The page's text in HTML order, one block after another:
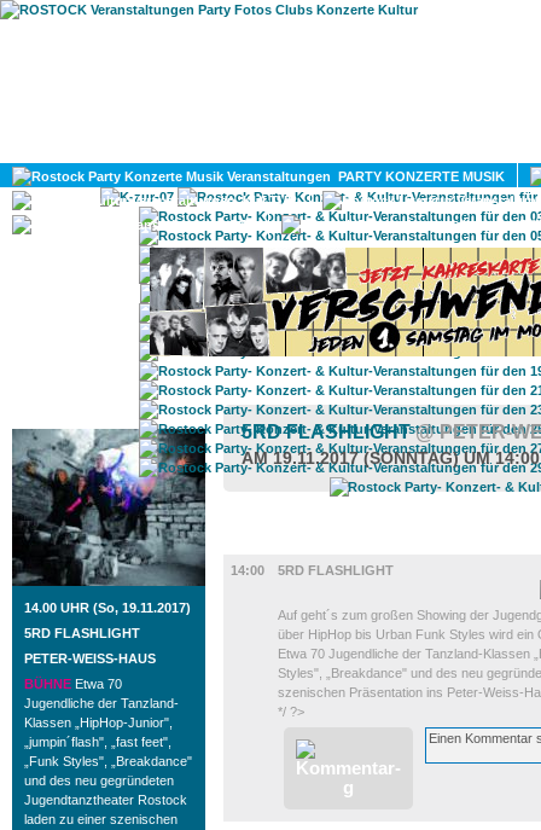
PARTY KONZERTE MUSIK
KULTUR
GAY
ROSTOCK TAGESTIPP
14.00 UHR (So, 19.11.2017)
5RD FLASHLIGHT
PETER-WEISS-HAUS
BÜHNE Etwa 70
Jugendliche der Tanzland-
Klassen „HipHop-Junior",
„jumpin´flash", „fast feet",
„Funk Styles", „Breakdance"
und des neu gegründeten
Jugendtanztheater Rostock
laden zu einer szenischen
5RD FLASHLIGHT@ PETER-
AM 19.11.2017 (SONNTAG) UM
14:00
5RD FLASHLIGHT
Auf geht´s zum großen Showing der
über HipHop bis Urban Funk Styles wird
Etwa 70 Jugendliche der Tanzland-Klassen
Styles", „Breakdance" und des neu
szenischen Präsentation ins Peter-Weiss-
*/ ?>